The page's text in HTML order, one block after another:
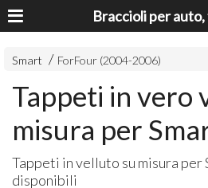
Smart ForFour (2004-2006)
Tappeti in vero
misura per
Tappeti in velluto su misura per
disponibili